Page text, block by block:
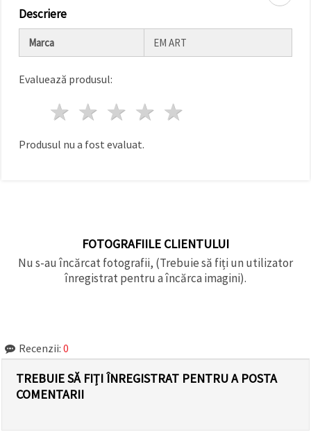
un tip de
cookie -uri
făcând clic
pe butonul
Аcceptati
Setări
Descriere
Marca EM ART
Evaluează produsul:
4 stele
3 stele
2 stele
1 stea
Produsul nu a fost evaluat.
FOTOGRAFIILE CLIENTULUI
Nu s-au încărcat fotografii, (Trebuie să fiți un utilizator
înregistrat pentru a încărca imagini).
Recenzii: 0
TREBUIE SĂ FIȚI ÎNREGISTRAT PENTRU A POSTA
COMENTARII